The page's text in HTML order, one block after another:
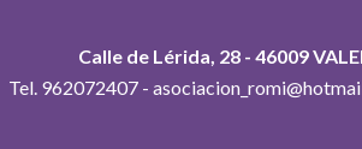
Calle de Lérida, 28 - 46009
Tel. 962072407 -